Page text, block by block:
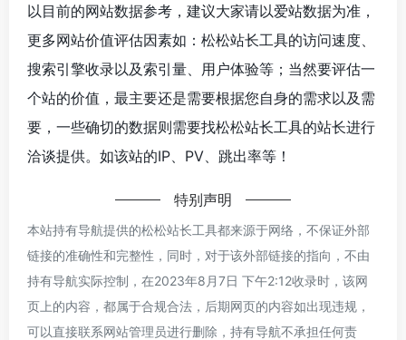
以目前的网站数据参考，建议大家请以爱站数据为准，
更多网站价值评估因素如：松松站长工具的访问速度、
搜索引擎收录以及索引量、用户体验等；当然要评估一
个站的价值，最主要还是需要根据您自身的需求以及需
要，一些确切的数据则需要找松松站长工具的站长进行
洽谈提供。如该站的IP、PV、跳出率等！
特别声明
本站持有导航提供的松松站长工具都来源于网络，不保证外部
链接的准确性和完整性，同时，对于该外部链接的指向，不由
持有导航实际控制，在2023年8月7日 下午2:12收录时，该网
页上的内容，都属于合规合法，后期网页的内容如出现违规，
可以直接联系网站管理员进行删除，持有导航不承担任何责